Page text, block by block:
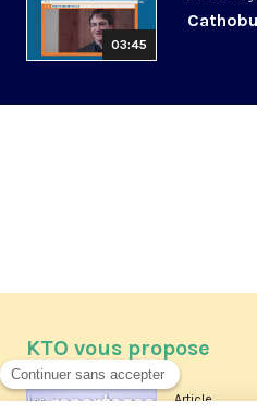
03:45
KTO vous propose
Article